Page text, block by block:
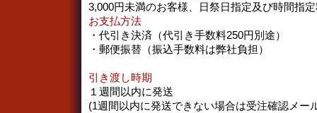
3,000円未満のお客様、日祭日指定及び時間指
お支払方法
・代引き決済（代引き手数料250円別途）
・郵便振替（振込手数料は弊社負担）
引き渡し時期
１週間以内に発送
(1週間以内に発送できない場合は受注確認メー